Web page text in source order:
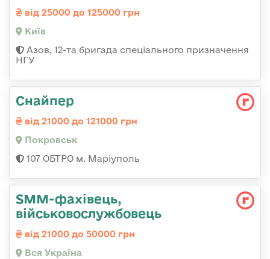
від 25000 до 125000 грн
Київ
Азов, 12-та бригада спеціального призначення
НГУ
Снайпер
від 21000 до 121000 грн
Покровськ
107 ОБТРО м. Маріуполь
SMM-фахівець,
військовослужбовець
від 21000 до 50000 грн
Вся Україна